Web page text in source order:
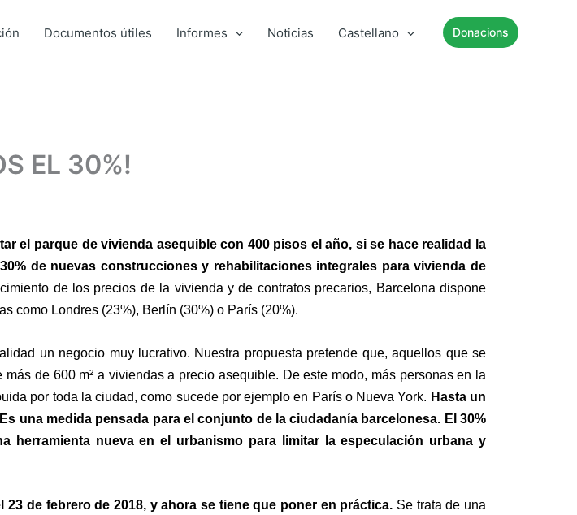
Documentos útiles Informes Noticias Castellano Donacions
EL 30%!
el parque de vivienda asequible con 400 pisos el año, si se hace realidad la
de nuevas construcciones y rehabilitaciones integrales para vivienda de
de los precios de la vivienda y de contratos precarios, Barcelona dispone
como Londres (23%), Berlín (30%) o París (20%).
un negocio muy lucrativo. Nuestra propuesta pretende que, aquellos que se
de 600 m² a viviendas a precio asequible. De este modo, más personas en la
por toda la ciudad, como sucede por ejemplo en París o Nueva York. Hasta un
una medida pensada para el conjunto de la ciudadanía barcelonesa. El 30%
herramienta nueva en el urbanismo para limitar la especulación urbana y
de febrero de 2018, y ahora se tiene que poner en práctica. Se trata de una